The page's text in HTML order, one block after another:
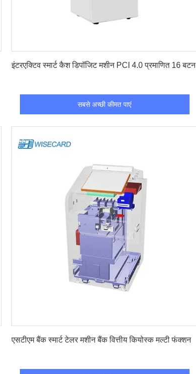
इंटरएक्टिव स्मार्ट कैश डिपॉजिट मशीन PCI 4.0 प्रमाणित 16 बटन
सबसे अच्छी कीमत पाएं
एसटीएम बैंक स्मार्ट टेलर मशीन बैंक वित्तीय कियोस्क मल्टी फंक्शन